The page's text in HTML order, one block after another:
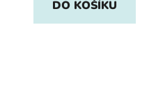
DO KOŠÍKU